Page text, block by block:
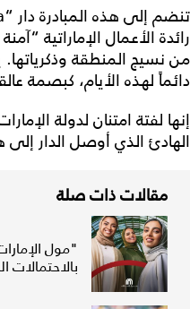
رائدة الأعمال الإماراتية
من نسيج المنطقة وذكرياتها.
دائماً لهذه الأيام، كبصمة
إنها لفتة امتنان لدولة
الهادئ الذي أوصل الدار إلى
مقالات ذات صلة
"مول
بالاحتمالات